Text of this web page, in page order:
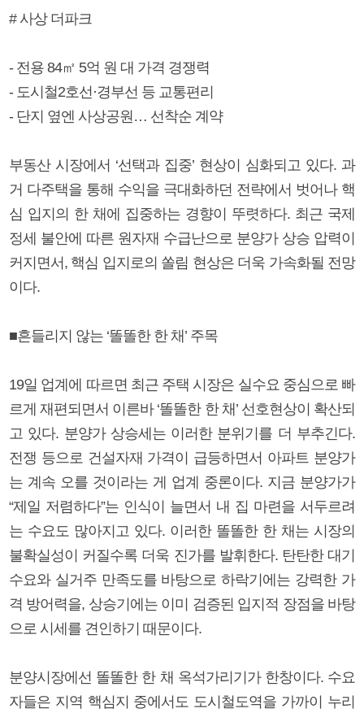
# 사상 더파크
- 전용 84㎡ 5억 원 대 가격 경쟁력
- 도시철2호선·경부선 등 교통편리
- 단지 옆엔 사상공원… 선착순 계약
부동산 시장에서 ‘선택과 집중’ 현상이 심화되고 있다. 과
거 다주택을 통해 수익을 극대화하던 전략에서 벗어나 핵
심 입지의 한 채에 집중하는 경향이 뚜렷하다. 최근 국제
정세 불안에 따른 원자재 수급난으로 분양가 상승 압력이
커지면서, 핵심 입지로의 쏠림 현상은 더욱 가속화될 전망
이다.
■흔들리지 않는 ‘똘똘한 한 채’ 주목
19일 업계에 따르면 최근 주택 시장은 실수요 중심으로 빠
르게 재편되면서 이른바 ‘똘똘한 한 채’ 선호현상이 확산되
고 있다. 분양가 상승세는 이러한 분위기를 더 부추긴다.
전쟁 등으로 건설자재 가격이 급등하면서 아파트 분양가
는 계속 오를 것이라는 게 업계 중론이다. 지금 분양가가
“제일 저렴하다”는 인식이 늘면서 내 집 마련을 서두르려
는 수요도 많아지고 있다. 이러한 똘똘한 한 채는 시장의
불확실성이 커질수록 더욱 진가를 발휘한다. 탄탄한 대기
수요와 실거주 만족도를 바탕으로 하락기에는 강력한 가
격 방어력을, 상승기에는 이미 검증된 입지적 장점을 바탕
으로 시세를 견인하기 때문이다.
분양시장에선 똘똘한 한 채 옥석가리기가 한창이다. 수요
자들은 지역 핵심지 중에서도 도시철도역을 가까이 누리